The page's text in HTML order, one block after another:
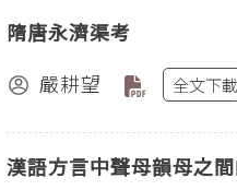
隋唐永濟渠考
嚴耕望
全文下載
漢語方言中聲母韻母之